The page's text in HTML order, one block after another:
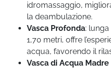
idromassaggio,
la deambulazione.
Vasca Profonda:
1,70 metri, offre
acqua, favorendo il
Vasca di Acqua